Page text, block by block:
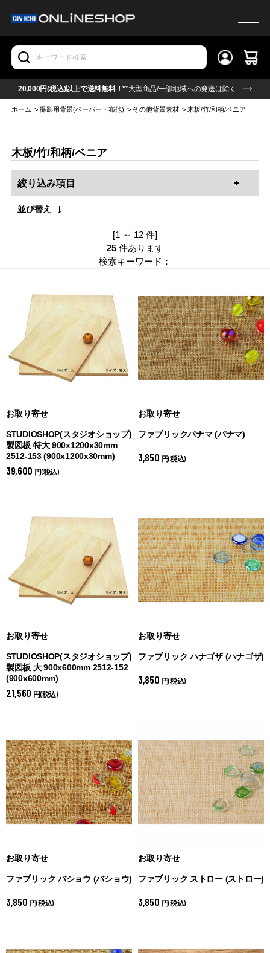
20,000円(税込)以上で送料無料！**大型商品/一部地域への発送は除く
ホーム >撮影用背景(ペーパー・布他) > その他背景素材 >木板/竹/和柄/ベニア
木板/竹/和柄/ベニア
絞り込み項目
並び替え
[1 ～ 12 件]
25 件あります
検索キーワード：
お取り寄せ
STUDIOSHOP(スタジオショップ)
製図板 特大 900x1200x30mm
2512-153 (900x1200x30mm)
39,600 円(税込)
お取り寄せ
ファブリックパナマ (パナマ)
3,850 円(税込)
お取り寄せ
STUDIOSHOP(スタジオショップ)
製図板 大 900x600mm 2512-152
(900x600mm)
21,560 円(税込)
お取り寄せ
ファブリック ハナゴザ (ハナゴザ)
3,850 円(税込)
お取り寄せ
ファブリック バショウ (バショウ)
3,850 円(税込)
お取り寄せ
ファブリック ストロー (ストロー)
3,850 円(税込)